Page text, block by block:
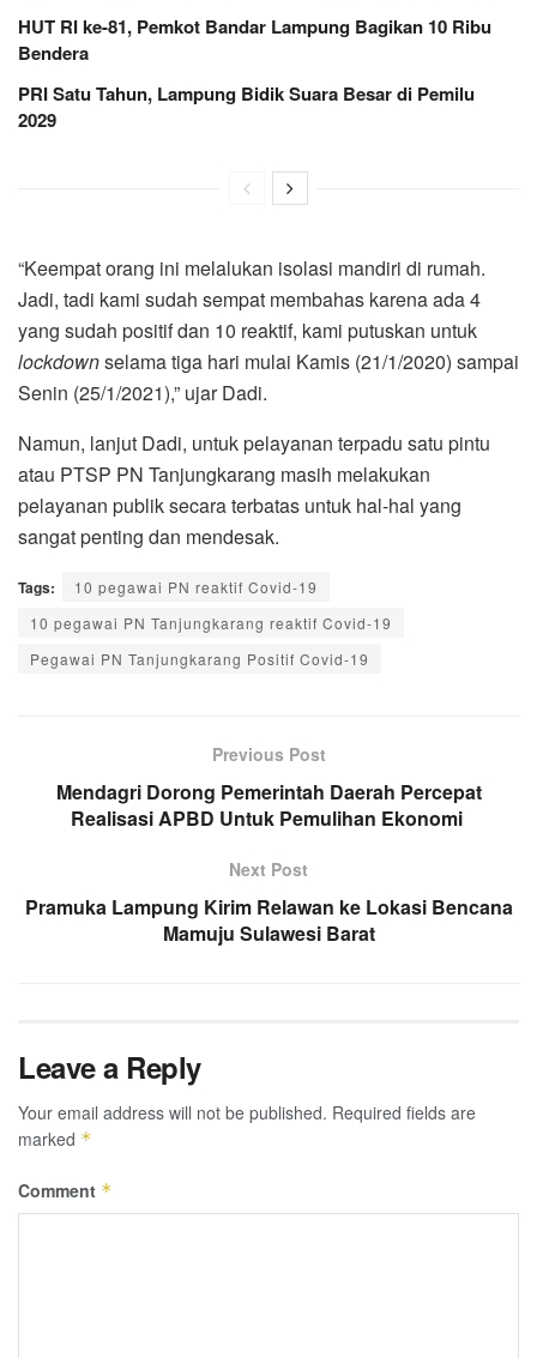
HUT RI ke-81, Pemkot Bandar Lampung Bagikan 10 Ribu
Bendera
PRI Satu Tahun, Lampung Bidik Suara Besar di Pemilu
2029
“Keempat orang ini melalukan isolasi mandiri di rumah.
Jadi, tadi kami sudah sempat membahas karena ada 4
yang sudah positif dan 10 reaktif, kami putuskan untuk
lockdownselama tiga hari mulai Kamis (21/1/2020) sampai
Senin (25/1/2021),” ujar Dadi.
Namun, lanjut Dadi, untuk pelayanan terpadu satu pintu
atau PTSP PN Tanjungkarang masih melakukan
pelayanan publik secara terbatas untuk hal-hal yang
sangat penting dan mendesak.
Tags:
10 pegawai PN reaktif Covid-19
10 pegawai PN Tanjungkarang reaktif Covid-19
Pegawai PN Tanjungkarang Positif Covid-19
Previous Post
Mendagri Dorong Pemerintah Daerah Percepat
Realisasi APBD Untuk Pemulihan Ekonomi
Next Post
Pramuka Lampung Kirim Relawan ke Lokasi Bencana
Mamuju Sulawesi Barat
Leave a Reply
Your email address will not be published. Required fields are
marked *
Comment *